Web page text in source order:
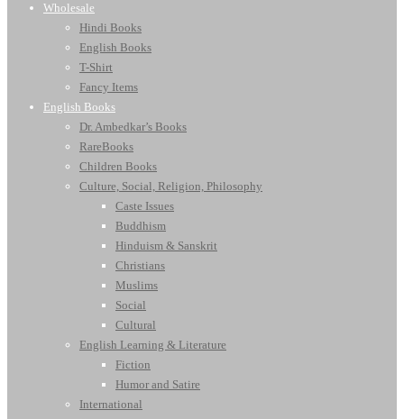
Wholesale
Hindi Books
English Books
T-Shirt
Fancy Items
English Books
Dr. Ambedkar’s Books
RareBooks
Children Books
Culture, Social, Religion, Philosophy
Caste Issues
Buddhism
Hinduism & Sanskrit
Christians
Muslims
Social
Cultural
English Learning & Literature
Fiction
Humor and Satire
International